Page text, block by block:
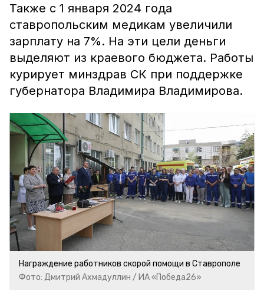
Также с 1 января 2024 года
ставропольским медикам увеличили
зарплату на 7%. На эти цели деньги
выделяют из краевого бюджета. Работы
курирует минздрав СК при поддержке
губернатора Владимира Владимирова.
Награждение работников скорой помощи в Ставрополе
Фото: Дмитрий Ахмадуллин / ИА «Победа26»